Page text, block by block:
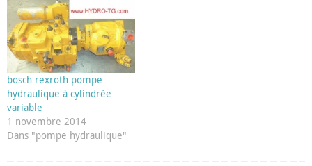
bosch rexroth pompe
hydraulique à cylindrée
variable
1 novembre 2014
Dans "pompe hydraulique"